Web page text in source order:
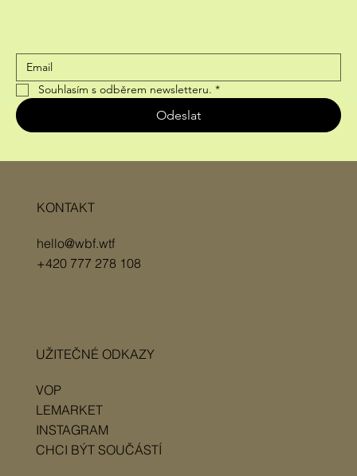
Souhlasím s odběrem newsletteru. *
Odeslat
KONTAKT
hello@wbf.wtf
+420 777 278 108
UŽITEČNÉ ODKAZY
VOP
LEMARKET
INSTAGRAM
CHCI BÝT SOUČÁSTÍ